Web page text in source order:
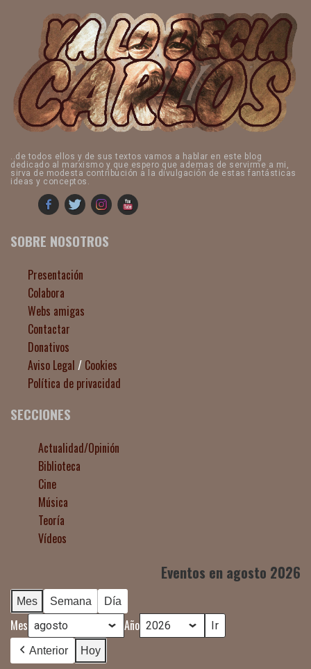
..de todos ellos y de sus textos vamos a hablar en este blog
dedicado al marxismo y que espero que ademas de servirme a mi,
sirva de modesta contribución a la divulgación de estas fantásticas
ideas y conceptos.
SOBRE NOSOTROS
Presentación
Colabora
Webs amigas
Contactar
Donativos
Aviso Legal / Cookies
Política de privacidad
SECCIONES
Actualidad/Opinión
Biblioteca
Cine
Música
Teoría
Vídeos
Eventos en agosto 2026
Mes Semana Día
Mes Año
Anterior Hoy